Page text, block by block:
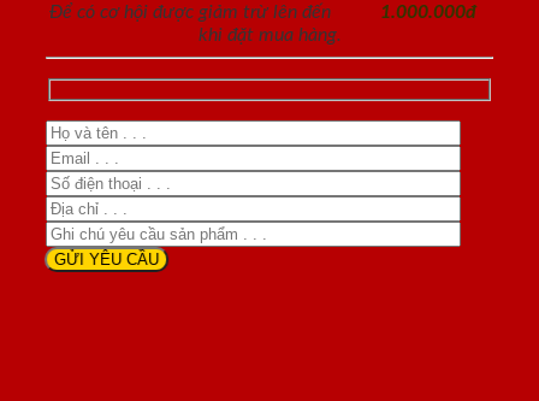
Để có cơ hội được giảm trừ lên đến
1.000.000đ
khi đặt mua hàng.